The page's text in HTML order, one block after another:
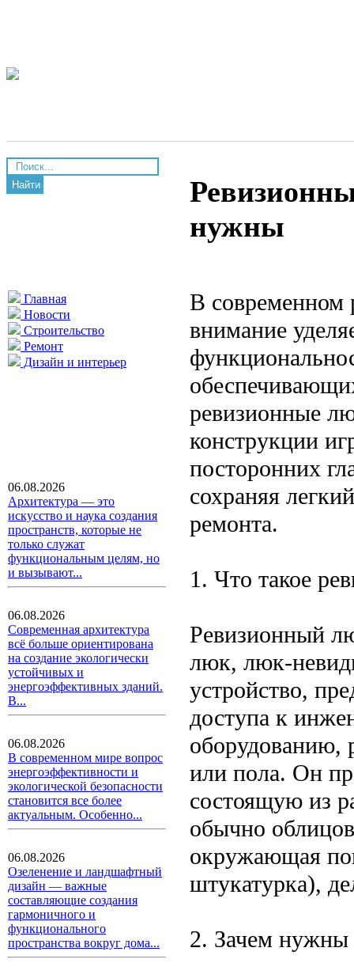
Найти
Главная
Новости
Строительство
Ремонт
Дизайн и интерьер
06.08.2026
Архитектура — это
искусство и наука создания
пространств, которые не
только служат
функциональным целям, но
и вызывают...
06.08.2026
Современная архитектура
всё больше ориентирована
на создание экологически
устойчивых и
энергоэффективных зданий.
В...
06.08.2026
В современном мире вопрос
энергоэффективности и
экологической безопасности
становится все более
актуальным. Особенно...
06.08.2026
Озеленение и ландшафтный
дизайн — важные
составляющие создания
гармоничного и
функционального
пространства вокруг дома...
нужны
В современном
внимание
ревизионные
конструкции
посторонних
сохраняя
ремонта.
1. Что такое
Ревизионный
люк, люк-
устройство,
доступа к
оборудованию,
или пола. Он
состоящую из
обычно
окружающая
штукатурка),
2. Зачем нужны